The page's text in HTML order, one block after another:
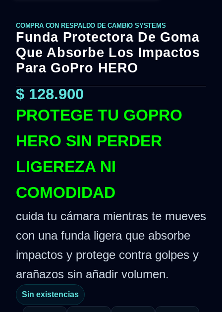
COMPRA CON RESPALDO DE CAMBIO SYSTEMS
Funda Protectora De Goma
Que Absorbe Los Impactos
Para GoPro HERO
$ 128.900
PROTEGE TU GOPRO
HERO SIN PERDER
LIGEREZA NI
COMODIDAD
cuida tu cámara mientras te mueves
con una funda ligera que absorbe
impactos y protege contra golpes y
arañazos sin añadir volumen.
Sin existencias